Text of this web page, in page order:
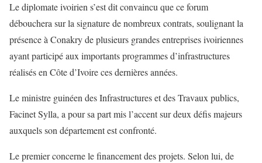
Le diplomate ivoirien s’est dit convaincu que ce forum
débouchera sur la signature de nombreux contrats, soulignant la
présence à Conakry de plusieurs grandes entreprises ivoiriennes
ayant participé aux importants programmes d’infrastructures
réalisés en Côte d’Ivoire ces dernières années.
Le ministre guinéen des Infrastructures et des Travaux publics,
Facinet Sylla, a pour sa part mis l’accent sur deux défis majeurs
auxquels son département est confronté.
Le premier concerne le financement des projets. Selon lui, de